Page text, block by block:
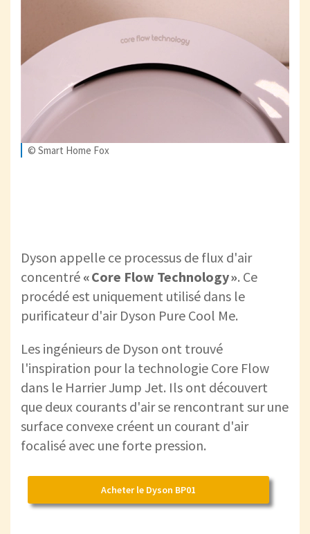
© Smart Home Fox
Dyson appelle ce processus de flux d'air
concentré « Core Flow Technology ». Ce
procédé est uniquement utilisé dans le
purificateur d'air Dyson Pure Cool Me.
Les ingénieurs de Dyson ont trouvé
l'inspiration pour la technologie Core Flow
dans le Harrier Jump Jet. Ils ont découvert
que deux courants d'air se rencontrant sur une
surface convexe créent un courant d'air
focalisé avec une forte pression.
Acheter le Dyson BP01